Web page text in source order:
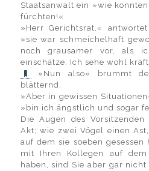
Staatsanwalt ein »wie
fürchten!«
»Herr Gerichtsrat,«
»sie war schmeichelhaft
noch grausamer vor, als
einschätze. Ich sehe wohl
»Nun also« brummt
blätternd.
»Aber in gewissen
»bin ich ängstlich und sogar
Die Augen des
Akt; wie zwei Vögel einen
auf dem sie soeben
mit Ihren Kollegen auf
haben, sind Sie aber gar